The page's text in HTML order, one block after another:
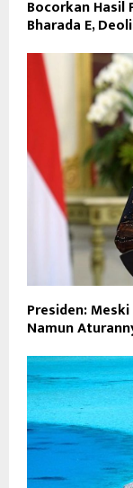
Bocorkan Hasil
Bharada E,
Presiden:
Namun